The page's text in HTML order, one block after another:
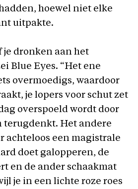
hoewel niet elke
uitpakte.
je dronken aan het
Blue Eyes. “Het ene
overmoedigs, waardoor
je lopers voor schut zet
overspoeld wordt door
terugdenkt. Het andere
achteloos een magistrale
doet galopperen, de
en de ander schaakmat
je in een lichte roze roes